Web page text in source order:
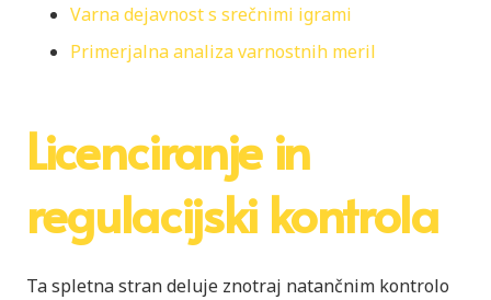
Varna dejavnost s srečnimi igrami
Primerjalna analiza varnostnih meril
Licenciranje in
regulacijski kontrola
Ta spletna stran deluje znotraj natančnim kontrolo